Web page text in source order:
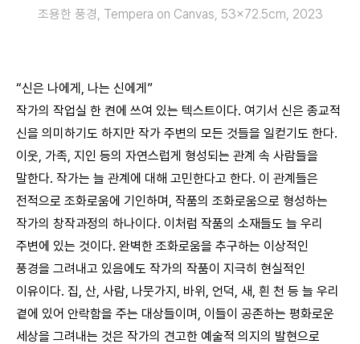
조용한 풍경, Tempera on Canvas, 53×72.5cm, 2023
“신은 나에게, 나는 신에게”
작가의 작업실 한 켠에 쓰여 있는 텍스트이다. 여기서 신은 종교적
신을 의미하기도 하지만 작가 주변의 모든 것들을 일컫기도 한다.
이웃, 가족, 지인 등의 자연스럽게 형성되는 관계 속 사람들을
말한다. 작가는 늘 관계에 대해 고민한다고 한다. 이 관계들은
전적으로 조화로움에 기인하며, 작품의 조화로움으로 형성하는
작가의 창작과정의 하나이다. 이처럼 작품의 소재들도 늘 우리
주변에 있는 것이다. 완벽한 조화로움을 추구하는 이상적인
풍경을 그려내고 있음에도 작가의 작품이 지극히 현실적인
이유이다. 집, 산, 사람, 나뭇가지, 바위, 언덕, 새, 흰 천 등 늘 우리
곁에 있어 안락함을 주는 대상들이며, 이들이 공존하는 평화로운
세상을 그려내는 것은 작가의 견고한 예술적 의지의 발현으로